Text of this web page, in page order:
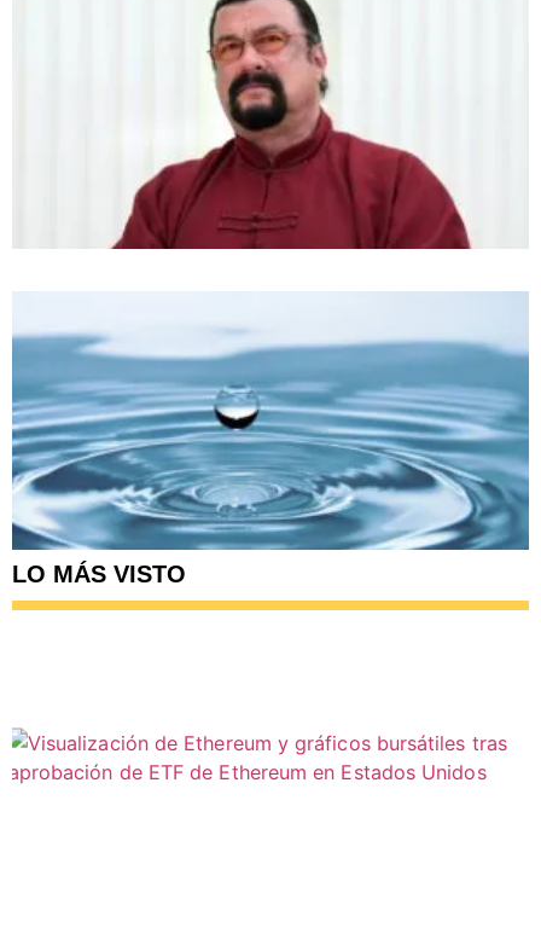
LO MÁS VISTO